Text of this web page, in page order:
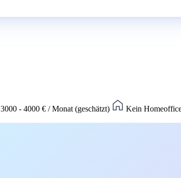
3000 - 4000 € / Monat (geschätzt)
Kein